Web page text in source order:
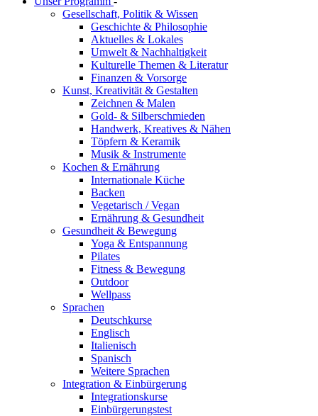
Gesellschaft, Politik & Wissen
Geschichte & Philosophie
Aktuelles & Lokales
Umwelt & Nachhaltigkeit
Kulturelle Themen & Literatur
Finanzen & Vorsorge
Kunst, Kreativität & Gestalten
Zeichnen & Malen
Gold- & Silberschmieden
Handwerk, Kreatives & Nähen
Töpfern & Keramik
Musik & Instrumente
Kochen & Ernährung
Internationale Küche
Backen
Vegetarisch / Vegan
Ernährung & Gesundheit
Gesundheit & Bewegung
Yoga & Entspannung
Pilates
Fitness & Bewegung
Outdoor
Wellpass
Sprachen
Deutschkurse
Englisch
Italienisch
Spanisch
Weitere Sprachen
Integration & Einbürgerung
Integrationskurse
Einbürgerungstest